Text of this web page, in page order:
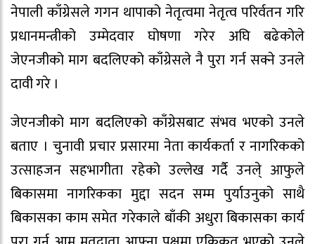
नेपाली काँग्रेसले गगन थापाको नेतृत्वमा नेतृत्व परिर्वतन गरि
प्रधानमन्त्रीको उम्मेदवार घोषणा गरेर अघि बढेकोले
जेएनजीको माग बदलिएको काँग्रेसले नै पुरा गर्न सक्ने उनले
दावी गरे ।
जेएनजीको माग बदलिएको काँग्रेसबाट संभव भएको उनले
बताए । चुनावी प्रचार प्रसारमा नेता कार्यकर्ता र नागरिकको
उत्साहजन सहभागीता रहेको उल्लेख गर्दै उनले् आफुले
बिकासमा नागरिकका मुद्दा सदन सम्म पुर्याउनुको साथै
बिकासका काम समेत गरेकाले बाँकी अधुरा बिकासका कार्य